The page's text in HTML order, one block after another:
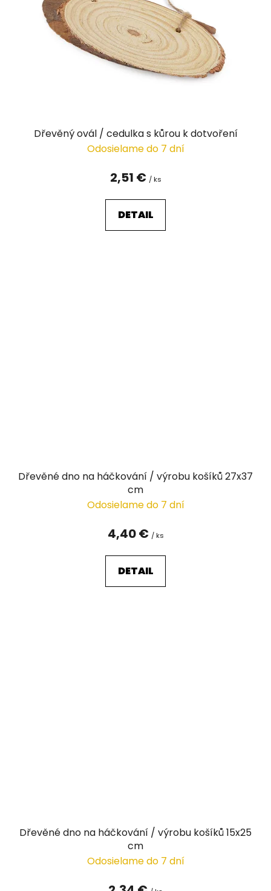
Dřevěný ovál / cedulka s kůrou k dotvoření
Odosielame do 7 dní
2,51 € / ks
DETAIL
Dřevěné dno na háčkování / výrobu košíků 27x37
cm
Odosielame do 7 dní
4,40 € / ks
DETAIL
Dřevěné dno na háčkování / výrobu košíků 15x25
cm
Odosielame do 7 dní